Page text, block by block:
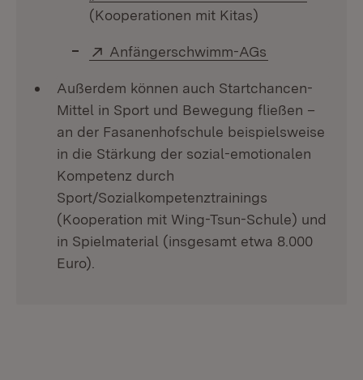
(Kooperationen mit Kitas)
Extern:
Anfängerschwimm-AGs
Außerdem können auch Startchancen-
Mittel in Sport und Bewegung fließen –
an der Fasanenhofschule beispielsweise
in die Stärkung der sozial-emotionalen
Kompetenz durch
Sport/Sozialkompetenztrainings
(Kooperation mit Wing-Tsun-Schule) und
in Spielmaterial (insgesamt etwa 8.000
Euro).